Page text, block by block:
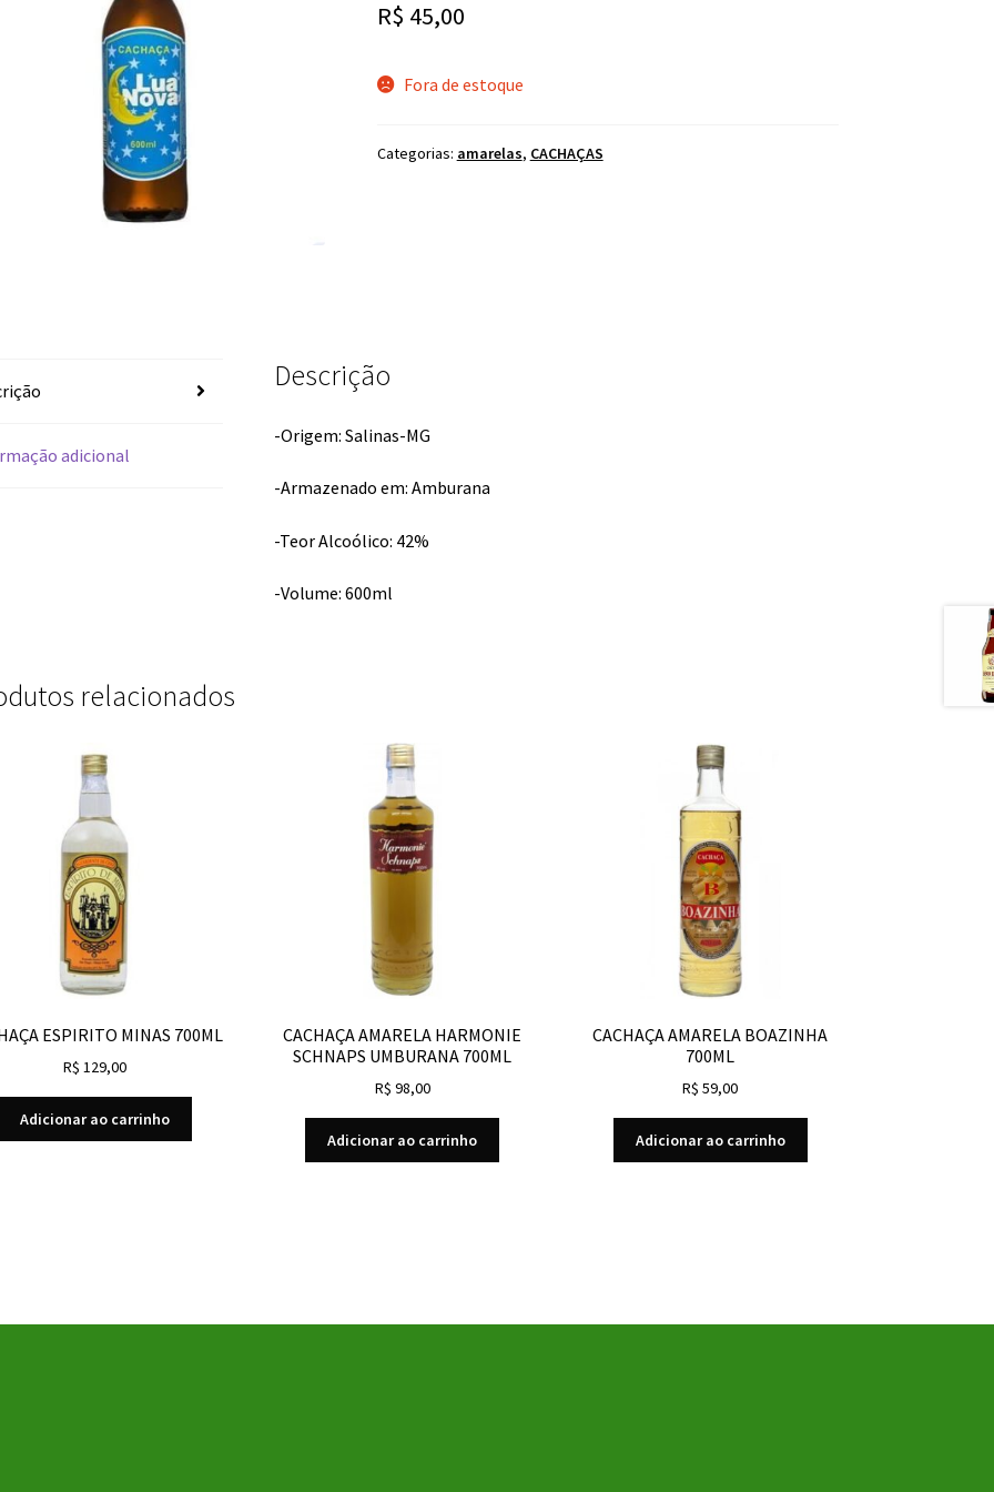
R$ 45,00
Fora de estoque
Categorias: amarelas, CACHAÇAS
adicional
Descrição
-Origem: Salinas-MG
-Armazenado em: Amburana
-Teor Alcoólico: 42%
-Volume: 600ml
relacionados
ESPIRITO MINAS 700ML
R$ 129,00
Adicionar ao carrinho
CACHAÇA AMARELA HARMONIE
SCHNAPS UMBURANA 700ML
R$ 98,00
Adicionar ao carrinho
CACHAÇA AMARELA BOAZINHA
700ML
R$ 59,00
Adicionar ao carrinho